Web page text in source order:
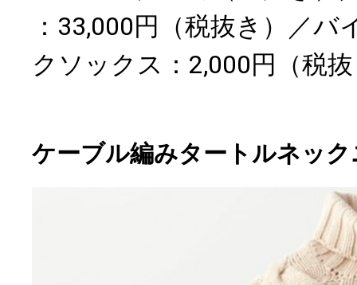
：33,000円（税抜き）／
クソックス：2,000円（税
ケーブル編みタートルネッ